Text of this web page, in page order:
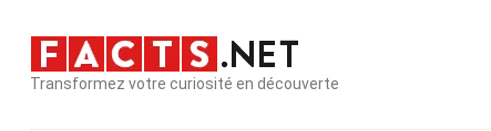
Transformez votre curiosité en découverte